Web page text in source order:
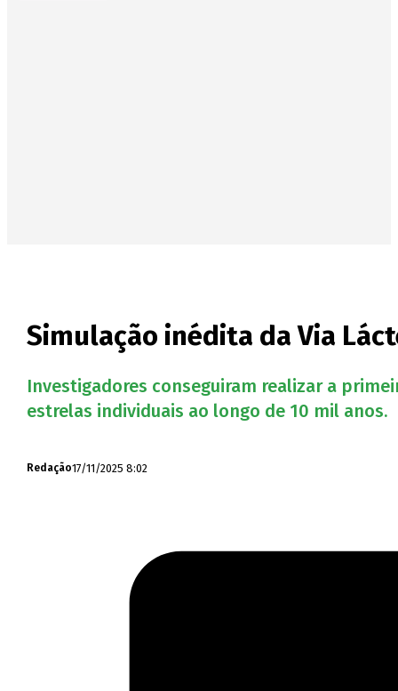
Simulação inédita da Via
Investigadores conseguiram realizar a
estrelas individuais ao longo de 10 mil anos.
Redação17/11/2025 8:02